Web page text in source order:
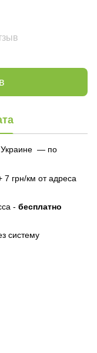
Украине — по
7 грн/км от адреса
- бесплатно
систему